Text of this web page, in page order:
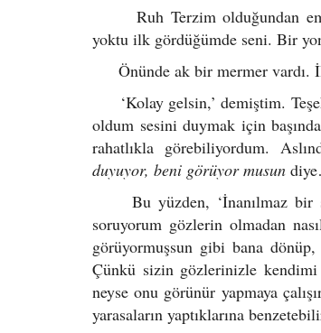
Ruh Terzim olduğundan
yoktu ilk gördüğümde seni. Bir
Önünde ak bir mermer vardı.
‘Kolay gelsin,’ demiştim.
oldum sesini duymak için
rahatlıkla görebiliyordum.
duyuyor, beni görüyor musun
Bu yüzden, ‘İnanılmaz bir
soruyorum gözlerin olmadan
görüyormuşsun gibi bana
Çünkü sizin gözlerinizle
neyse onu görünür yapmaya
yarasaların yaptıklarına